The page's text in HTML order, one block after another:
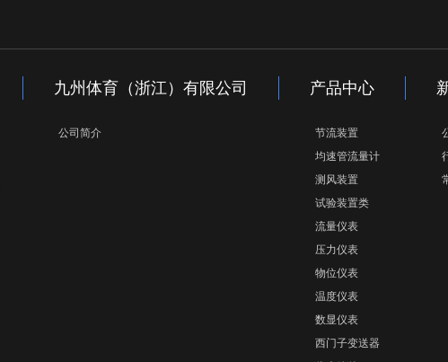
九州体育（浙江）有限公司
公司简介
产品中心
节流装置
均速管流量计
测风装置
试验装置类
流量仪表
压力仪表
物位仪表
温度仪表
数显仪表
西门子变送器